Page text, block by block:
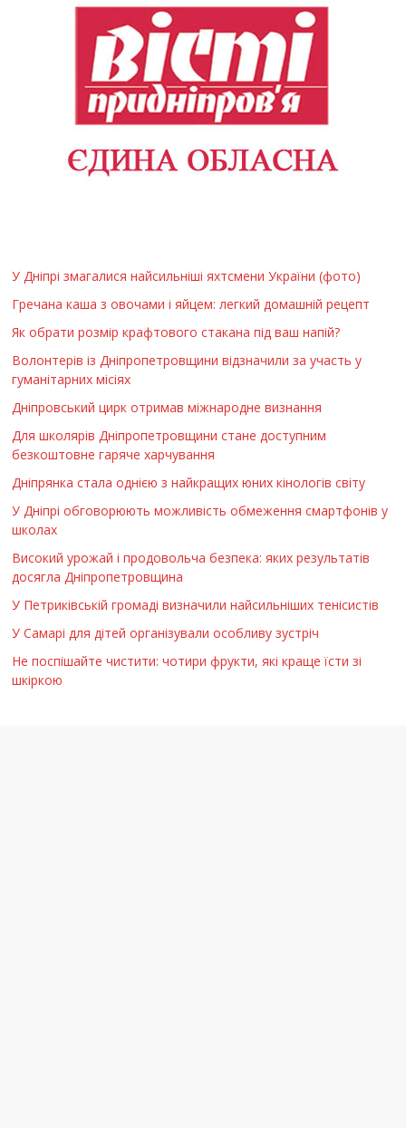
У Дніпрі змагалися найсильніші яхтсмени України (фото)
Гречана каша з овочами і яйцем: легкий домашній рецепт
Як обрати розмір крафтового стакана під ваш напій?
Волонтерів із Дніпропетровщини відзначили за участь у
гуманітарних місіях
Дніпровський цирк отримав міжнародне визнання
Для школярів Дніпропетровщини стане доступним
безкоштовне гаряче харчування
Дніпрянка стала однією з найкращих юних кінологів світу
У Дніпрі обговорюють можливість обмеження смартфонів у
школах
Високий урожай і продовольча безпека: яких результатів
досягла Дніпропетровщина
У Петриківській громаді визначили найсильніших тенісистів
У Самарі для дітей організували особливу зустріч
Не поспішайте чистити: чотири фрукти, які краще їсти зі
шкіркою